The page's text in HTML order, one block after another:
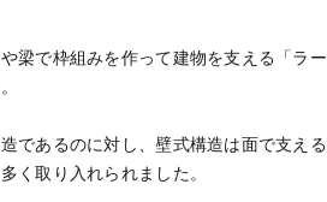
梁で枠組みを作って建物を支える「ラ
であるのに対し、壁式構造は面で支え
く取り入れられました。